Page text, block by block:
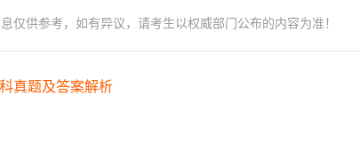
供参考，如有异议，请考生以权威部门公布的内容为准！
真题及答案解析